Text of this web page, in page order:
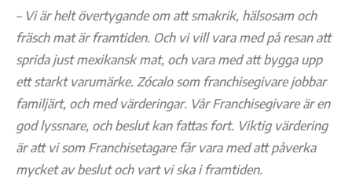
– Vi är helt övertygande om att smakrik, hälsosam och
fräsch mat är framtiden. Och vi vill vara med på resan att
sprida just mexikansk mat, och vara med att bygga upp
ett starkt varumärke. Zócalo som franchisegivare jobbar
familjärt, och med värderingar. Vår Franchisegivare är en
god lyssnare, och beslut kan fattas fort. Viktig värdering
är att vi som Franchisetagare får vara med att påverka
mycket av beslut och vart vi ska i framtiden.